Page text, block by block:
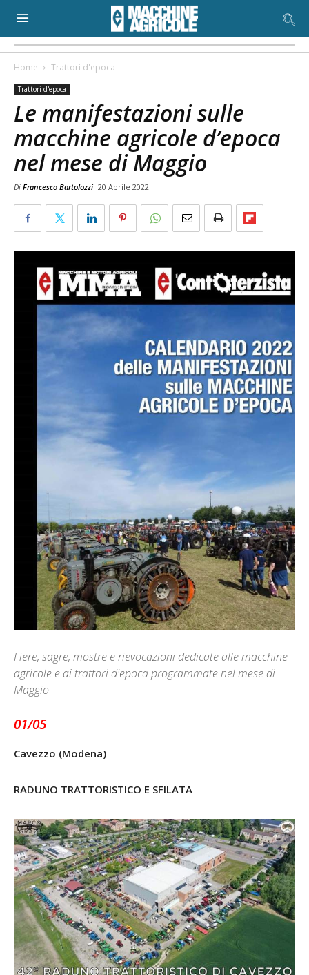
Home Trattori d'epoca
Trattori d'epoca
Le manifestazioni sulle
macchine agricole d’epoca
nel mese di Maggio
Di Francesco Bartolozzi 20 Aprile 2022
Fiere, sagre, mostre e rievocazioni dedicate alle macchine
agricole e ai trattori d'epoca programmate nel mese di
Maggio
01/05
Cavezzo (Modena)
RADUNO TRATTORISTICO E SFILATA